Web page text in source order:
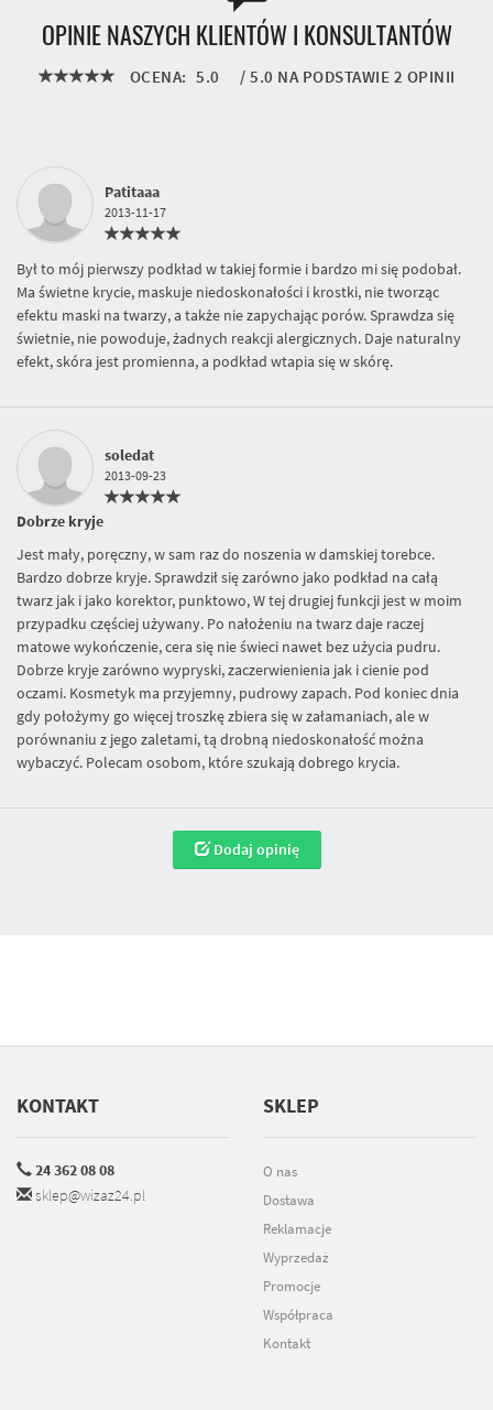
OPINIE NASZYCH KLIENTÓW I KONSULTANTÓW
OCENA: 5.0 / 5.0 NA PODSTAWIE 2 OPINII
Patitaaa
2013-11-17
Był to mój pierwszy podkład w takiej formie i bardzo mi się podobał.
Ma świetne krycie, maskuje niedoskonałości i krostki, nie tworząc
efektu maski na twarzy, a także nie zapychając porów. Sprawdza się
świetnie, nie powoduje, żadnych reakcji alergicznych. Daje naturalny
efekt, skóra jest promienna, a podkład wtapia się w skórę.
soledat
2013-09-23
Dobrze kryje
Jest mały, poręczny, w sam raz do noszenia w damskiej torebce.
Bardzo dobrze kryje. Sprawdził się zarówno jako podkład na całą
twarz jak i jako korektor, punktowo, W tej drugiej funkcji jest w moim
przypadku częściej używany. Po nałożeniu na twarz daje raczej
matowe wykończenie, cera się nie świeci nawet bez użycia pudru.
Dobrze kryje zarówno wypryski, zaczerwienienia jak i cienie pod
oczami. Kosmetyk ma przyjemny, pudrowy zapach. Pod koniec dnia
gdy położymy go więcej troszkę zbiera się w załamaniach, ale w
porównaniu z jego zaletami, tą drobną niedoskonałość można
wybaczyć. Polecam osobom, które szukają dobrego krycia.
Dodaj opinię
KONTAKT
24 362 08 08
sklep@wizaz24.pl
SKLEP
O nas
Dostawa
Reklamacje
Wyprzedaż
Promocje
Współpraca
Kontakt